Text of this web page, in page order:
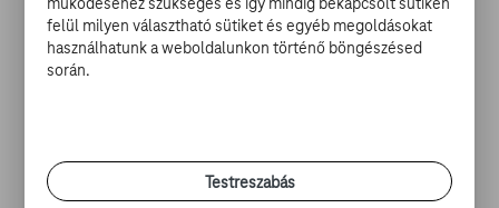
szól, akinek egy baleset következtében elhagyja a lelke
a testét, és elkerül egy helyre, ahol a fiatal lelkeket
készítik fel a földi életre. Hogy visszakerülhessen
értelme.
felül milyen választható sütiket és egyéb megoldásokat
használhatunk a weboldalunkon történő böngészésed
során.
Testreszabás